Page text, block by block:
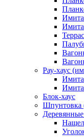
Рау-хаус
Блок-хаус
Шпунтовка